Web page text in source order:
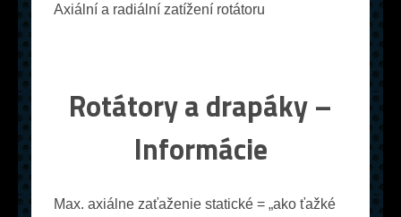
Axiální a radiální zatížení rotátoru
Rotátory a drapáky –
Informácie
Max. axiálne zaťaženie statické = „ako ťažké